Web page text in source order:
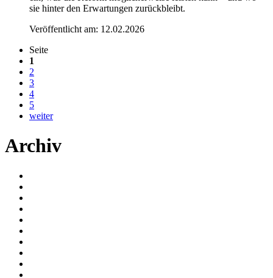
sie hinter den Erwartungen zurückbleibt.
Veröffentlicht am: 12.02.2026
Seite
1
2
3
4
5
weiter
Archiv